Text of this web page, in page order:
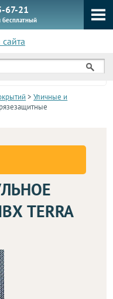
67-21
бесплатный
>Уличные и
TERRA